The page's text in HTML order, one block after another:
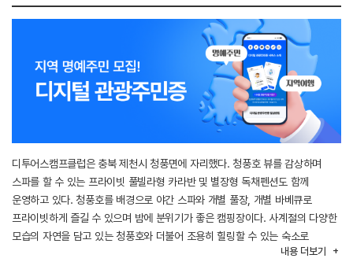
디투어스캠프클럽은 충북 제천시 청풍면에 자리했다. 청풍호 뷰를 감상하며
스파를 할 수 있는 프라이빗 풀빌라형 카라반 및 별장형 독채펜션도 함께
운영하고 있다. 청풍호를 배경으로 야간 스파와 개별 풀장, 개별 바베큐로
프라이빗하게 즐길 수 있으며 밤에 분위기가 좋은 캠핑장이다. 사계절의 다양한
모습의 자연을 담고 있는 청풍호와 더불어 조용히 힐링할 수 있는 숙소로
내용 더보기